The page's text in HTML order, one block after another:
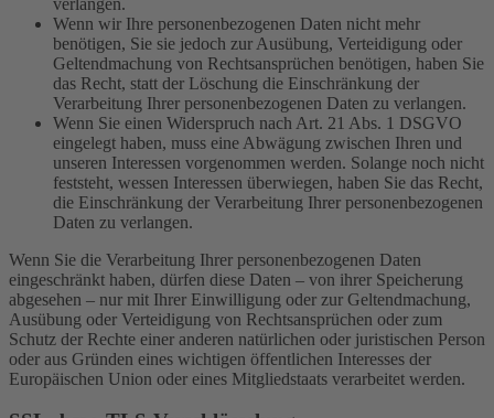
Wenn wir Ihre personenbezogenen Daten nicht mehr
benötigen, Sie sie jedoch zur Ausübung, Verteidigung oder
Geltendmachung von Rechtsansprüchen benötigen, haben Sie
das Recht, statt der Löschung die Einschränkung der
Verarbeitung Ihrer personenbezogenen Daten zu verlangen.
Wenn Sie einen Widerspruch nach Art. 21 Abs. 1 DSGVO
eingelegt haben, muss eine Abwägung zwischen Ihren und
unseren Interessen vorgenommen werden. Solange noch nicht
feststeht, wessen Interessen überwiegen, haben Sie das Recht,
die Einschränkung der Verarbeitung Ihrer personenbezogenen
Daten zu verlangen.
Wenn Sie die Verarbeitung Ihrer personenbezogenen Daten
eingeschränkt haben, dürfen diese Daten – von ihrer Speicherung
abgesehen – nur mit Ihrer Einwilligung oder zur Geltendmachung,
Ausübung oder Verteidigung von Rechtsansprüchen oder zum
Schutz der Rechte einer anderen natürlichen oder juristischen Person
oder aus Gründen eines wichtigen öffentlichen Interesses der
Europäischen Union oder eines Mitgliedstaats verarbeitet werden.